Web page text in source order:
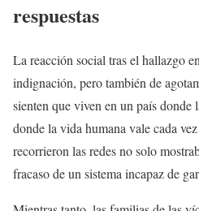
respuestas
La reacción social tras el hallazgo
indignación, pero también de
sienten que viven en un país
donde la vida humana vale cada
recorrieron las redes no solo
fracaso de un sistema incapaz de